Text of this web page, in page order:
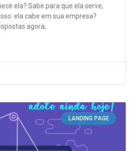
ela? Sabe para que ela serve,
ela cabe em sua empresa?
agora,
LANDING PAGE